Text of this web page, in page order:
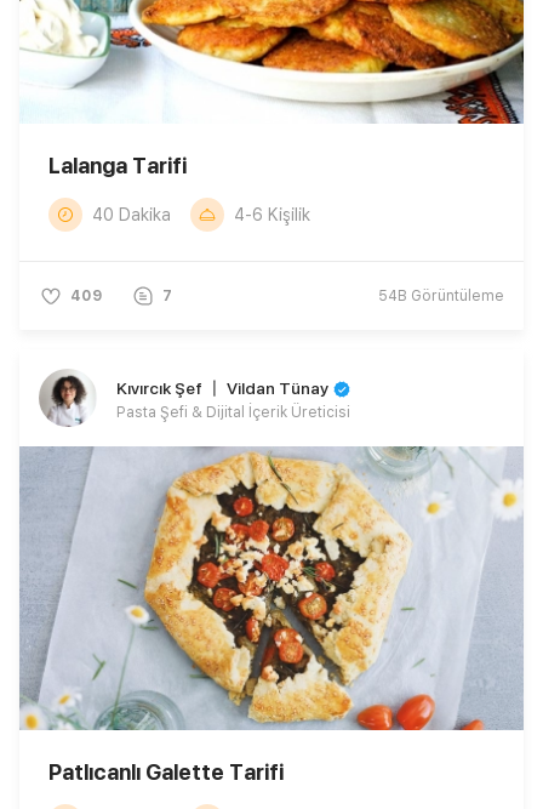
Lalanga Tarifi
40 Dakika 4-6 Kişilik
409 7 54B Görüntüleme
Kıvırcık Şef 〡 Vildan Tünay
Pasta Şefi & Dijital İçerik Üreticisi
Patlıcanlı Galette Tarifi